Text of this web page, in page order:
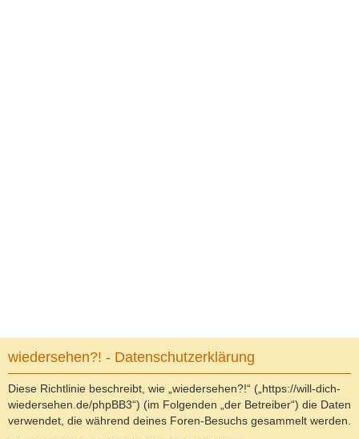
wiedersehen?! - Datenschutzerklärung
Diese Richtlinie beschreibt, wie „wiedersehen?!“ („https://will-dich-
wiedersehen.de/phpBB3“) (im Folgenden „der Betreiber“) die Daten
verwendet, die während deines Foren-Besuchs gesammelt werden.